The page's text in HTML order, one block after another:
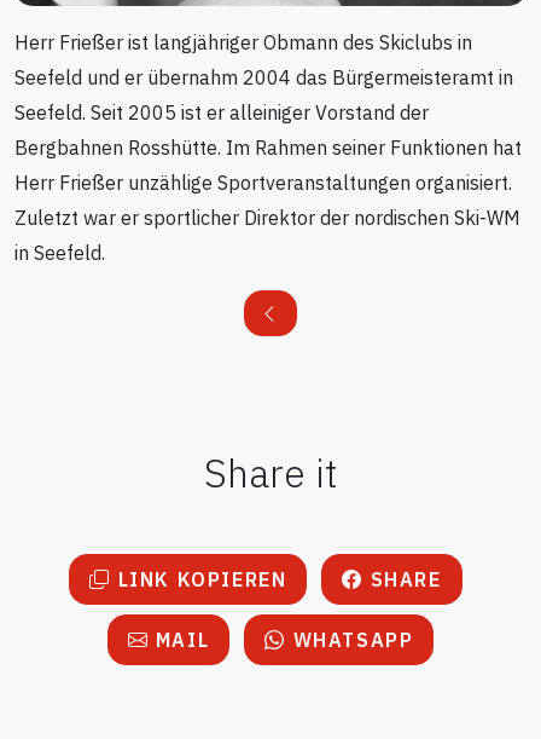
Herr Frießer ist langjähriger Obmann des Skiclubs in
Seefeld und er übernahm 2004 das Bürgermeisteramt in
Seefeld. Seit 2005 ist er alleiniger Vorstand der
Bergbahnen Rosshütte. Im Rahmen seiner Funktionen hat
Herr Frießer unzählige Sportveranstaltungen organisiert.
Zuletzt war er sportlicher Direktor der nordischen Ski-WM
in Seefeld.
Share it
LINK KOPIEREN SHARE
MAIL WHATSAPP